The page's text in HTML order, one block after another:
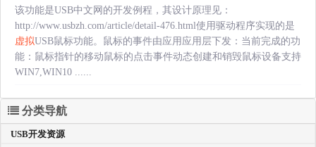
该功能是USB中文网的开发例程，其设计原理见：
http://www.usbzh.com/article/detail-476.html使用驱动程序实现的是
虚拟USB鼠标功能。鼠标的事件由应用应用层下发：当前完成的功
能：鼠标指针的移动鼠标的点击事件动态创建和销毁鼠标设备支持
WIN7,WIN10 ......
分类导航
USB开发资源